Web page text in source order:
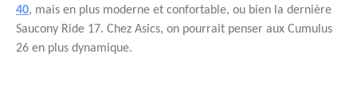
40, mais en plus moderne et confortable, ou bien la dernière
Saucony Ride 17. Chez Asics, on pourrait penser aux Cumulus
26 en plus dynamique.